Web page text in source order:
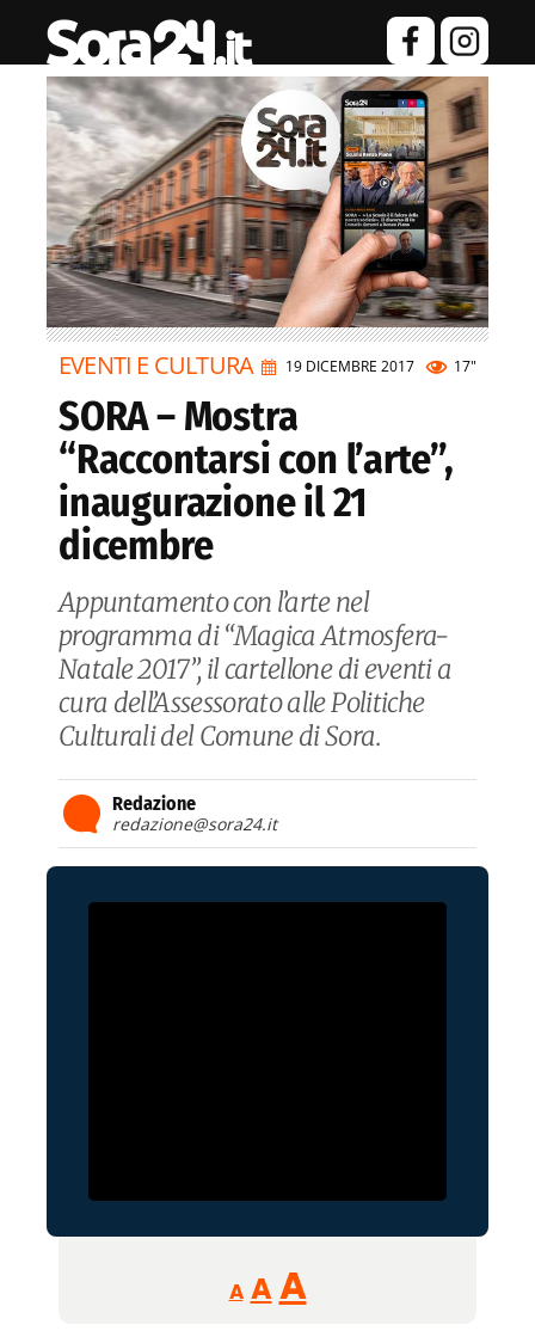
19 DICEMBRE 2017 17"
EVENTI E CULTURA
SORA – Mostra
“Raccontarsi con l’arte”,
inaugurazione il 21
dicembre
Appuntamento con l’arte nel
programma di “Magica Atmosfera-
Natale 2017”, il cartellone di eventi a
cura dell’Assessorato alle Politiche
Culturali del Comune di Sora.
Redazione
redazione@sora24.it
A
Reducir
tamaño
A Restablecer
AAumentar